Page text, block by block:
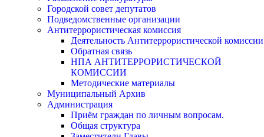
Городской совет депутатов
Подведомственные организации
Антитеррористическая комиссия
Деятельность Антитеррористической комиссии
Обратная связь
НПА АНТИТЕРРОРИСТИЧЕСКОЙ
КОМИССИИ
Методические материалы
Муниципальный Архив
Администрация
Приём граждан по личным вопросам.
Общая структура